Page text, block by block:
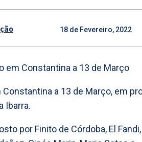
18 de Fevereiro, 2022
a 13 de Março, em
Ibarra.
por Finito de Córdoba, El Fandi,